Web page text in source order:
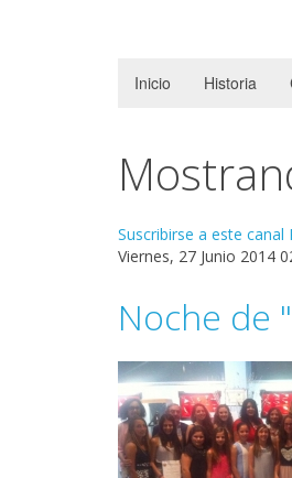
Inicio Historia
Suscribirse a este canal
Viernes, 27 Junio 2014
Noche de